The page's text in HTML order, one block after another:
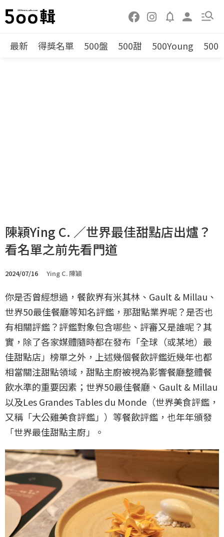
最新 得獎名單 500盤 500甜 500Young 500
陳穎Ying C. ／世界最佳甜點店出爐？
看名單之前先看門道
2024/07/16 Ying C. 陳穎
你是否曾經想過，餐飲界有米其林、Gault & Millau、
世界50最佳餐廳等知名評鑑，那甜點業界呢？是否也
有相關評鑑？評鑑對象包含哪些、評審又是誰呢？其
實，除了各家媒體隨時都在發布「全球（或某地）最
佳甜點店」榜單之外，上述幾個餐飲評鑑近幾年也都
相當關注甜點領域，甜點主廚被視為影響餐廳整體餐
飲水準的重要因素；世界50最佳餐廳、Gault & Millau
以及Les Grandes Tables du Monde（世界美食評鑑，
又稱「大公雞美食評鑑」）等餐飲評鑑，也年年頒發
「世界最佳甜點主廚」。